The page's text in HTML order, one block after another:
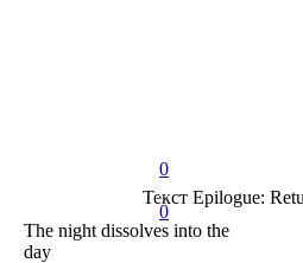
0
0
ТекстEpilogue:
The night dissolves into the
day